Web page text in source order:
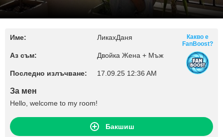
Име: ЛикахДаня
Аз съм: Двойка Жена + Мъж
Последно излъчване: 17.09.25 12:36 AM
Какво е
FanBoost?
За мен
Hello, welcome to my room!
Бакшиш